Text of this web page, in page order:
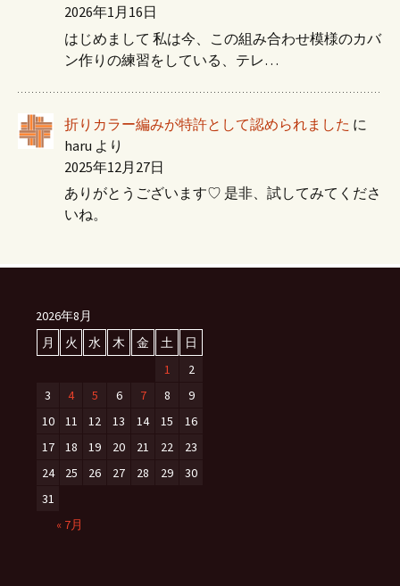
2026年1月16日
はじめまして 私は今、この組み合わせ模様のカバ
ン作りの練習をしている、テレ…
折りカラー編みが特許として認められました に
haru より
2025年12月27日
ありがとうございます♡ 是非、試してみてくださ
いね。
2026年8月
月
火 水 木 金 土
日
1
2
3
4 5 6 7 8
9
10
11 12 13 14 15
16
17
18 19 20 21 22
23
24
25 26 27 28 29
30
31
« 7月